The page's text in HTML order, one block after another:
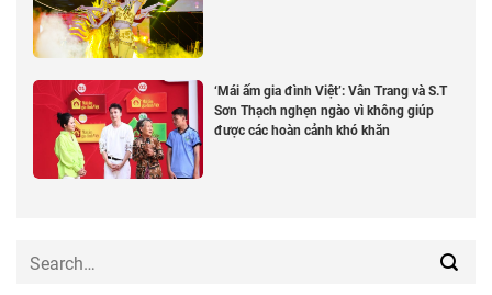
‘Mái ấm gia đình Việt’: Vân Trang và S.T
Sơn Thạch nghẹn ngào vì không giúp
được các hoàn cảnh khó khăn